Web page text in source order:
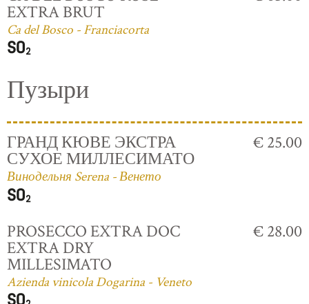
EXTRA BRUT
Ca del Bosco - Franciacorta
Пузыри
ГРАНД КЮВЕ ЭКСТРА
СУХОЕ МИЛЛЕСИМАТО
Винодельня Serena - Венето
€ 25.00
PROSECCO EXTRA DOC
EXTRA DRY
MILLESIMATO
Azienda vinicola Dogarina - Veneto
€ 28.00